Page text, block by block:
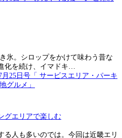
氷。シロップをかけて味わう昔な
化を続け、イマドキ…
グエリアで楽しむ
る人も多いのでは。今回は近畿エリ